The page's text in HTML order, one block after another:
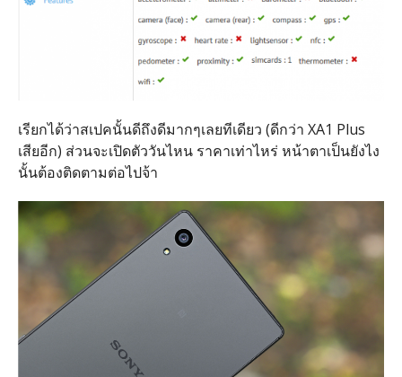
เรียกได้ว่าสเปคนั้นดีถึงดีมากๆเลยทีเดียว (ดีกว่า XA1 Plus
เสียอีก) ส่วนจะเปิดตัววันไหน ราคาเท่าไหร่ หน้าตาเป็นยังไง
นั้นต้องติดตามต่อไปจ้า